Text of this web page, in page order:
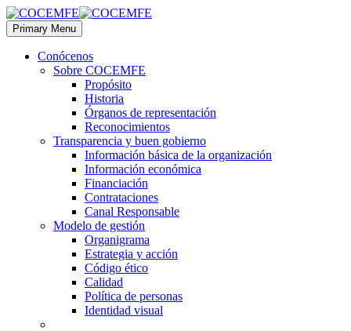
Primary Menu
Conócenos
Sobre COCEMFE
Propósito
Historia
Órganos de representación
Reconocimientos
Transparencia y buen gobierno
Información básica de la organización
Información económica
Financiación
Contrataciones
Canal Responsable
Modelo de gestión
Organigrama
Estrategia y acción
Código ético
Calidad
Política de personas
Identidad visual